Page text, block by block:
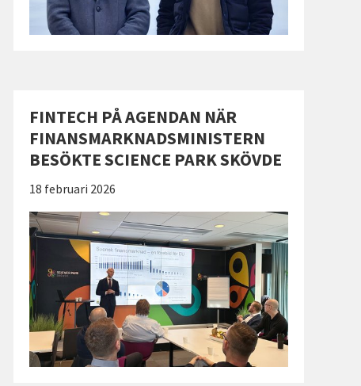
FINTECH PÅ AGENDAN NÄR
FINANSMARKNADSMINISTERN
BESÖKTE SCIENCE PARK SKÖVDE
Publicerad:
18 februari 2026